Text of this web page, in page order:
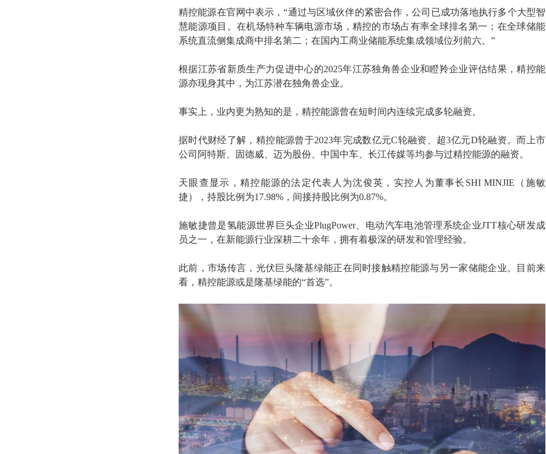
精控能源在官网中表示，“通过与区域伙伴的紧密合作，公司已成功落地执行多个大型智
慧能源项目。在机场特种车辆电源市场，精控的市场占有率全球排名第一；在全球储能
系统直流侧集成商中排名第二；在国内工商业储能系统集成领域位列前六。”
根据江苏省新质生产力促进中心的2025年江苏独角兽企业和瞪羚企业评估结果，精控能
源亦现身其中，为江苏潜在独角兽企业。
事实上，业内更为熟知的是，精控能源曾在短时间内连续完成多轮融资。
据时代财经了解，精控能源曾于2023年完成数亿元C轮融资、超3亿元D轮融资。而上市
公司阿特斯、固德威、迈为股份、中国中车、长江传媒等均参与过精控能源的融资。
天眼查显示，精控能源的法定代表人为沈俊英，实控人为董事长SHI MINJIE（施敏
捷），持股比例为17.98%，间接持股比例为0.87%。
施敏捷曾是氢能源世界巨头企业PlugPower、电动汽车电池管理系统企业JTT核心研发成
员之一，在新能源行业深耕二十余年，拥有着极深的研发和管理经验。
此前，市场传言，光伏巨头隆基绿能正在同时接触精控能源与另一家储能企业。目前来
看，精控能源或是隆基绿能的“首选”。